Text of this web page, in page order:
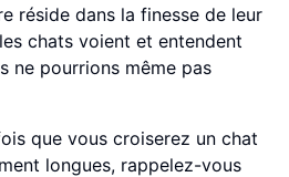
réside dans la finesse de leur
chats voient et entendent
ne pourrions même pas
que vous croiserez un chat
longues, rappelez-vous